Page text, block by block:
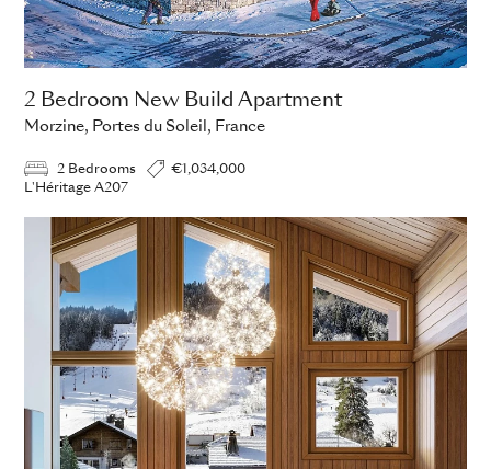
ADD TO ENQUIRY
2 Bedroom New Build Apartment
Morzine, Portes du Soleil, France
2 Bedrooms
€1,034,000
L'Héritage A207